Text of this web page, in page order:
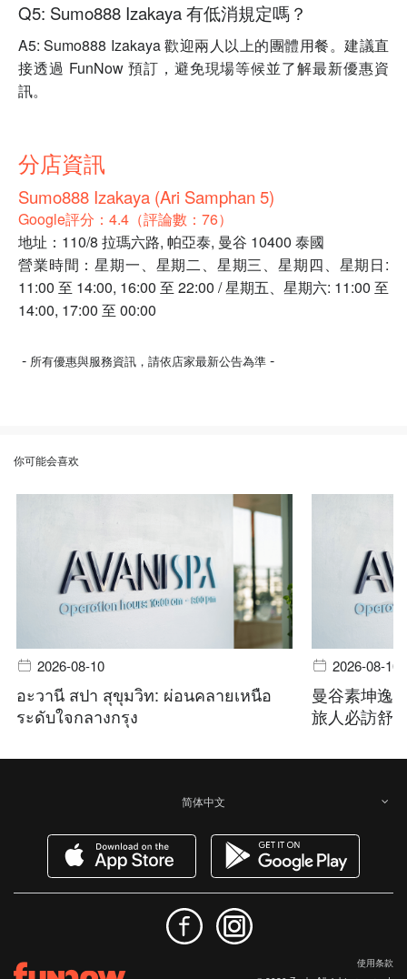
Q5: Sumo888 Izakaya 有低消規定嗎？
A5: Sumo888 Izakaya 歡迎兩人以上的團體用餐。建議直
接透過 FunNow 預訂，避免現場等候並了解最新優惠資
訊。
分店資訊
Sumo888 Izakaya (Ari Samphan 5)
Google評分：4.4（評論數：76）
地址：110/8 拉瑪六路, 帕亞泰, 曼谷 10400 泰國
營業時間：星期一、星期二、星期三、星期四、星期日:
11:00 至 14:00, 16:00 至 22:00 / 星期五、星期六: 11:00 至
14:00, 17:00 至 00:00
- 所有優惠與服務資訊，請依店家最新公告為準 -
你可能会喜欢
2026-08-10
อะวานี สปา สุขุมวิท: ผ่อนคลายเหนือ
ระดับใจกลางกรุง
2026-08-10
曼谷素坤逸
旅人必訪舒
简体中文
使用条款